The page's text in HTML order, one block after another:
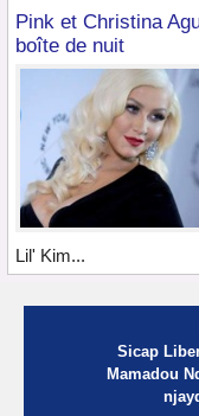
Pink et Christina
boîte de nuit
Lil' Kim...
Sicap
Mamadou